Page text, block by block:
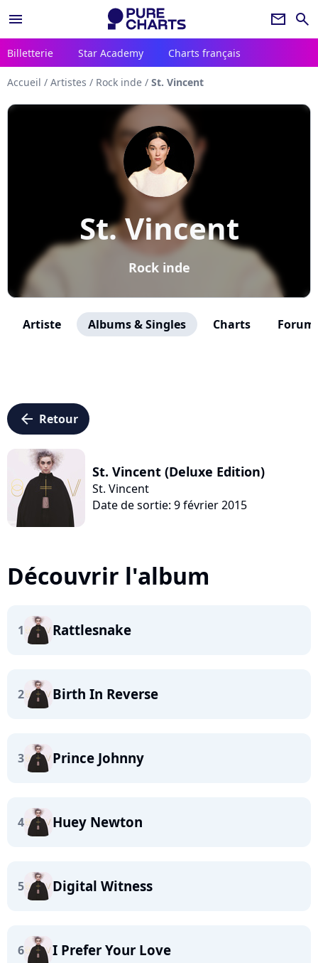
menu newsletter search
Billetterie Star Academy Charts français
Accueil / Artistes / Rock inde / St. Vincent
St. Vincent
Rock inde
Artiste Albums & Singles Charts
arrow_left Retour
St. Vincent (Deluxe Edition)
St. Vincent
Date de sortie: 9 février 2015
Découvrir l'album
1 Rattlesnake
2 Birth In Reverse
3 Prince Johnny
4 Huey Newton
5 Digital Witness
6 I Prefer Your Love